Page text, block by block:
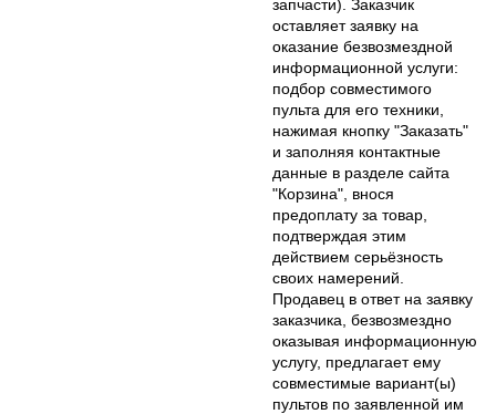
запчасти). Заказчик
оставляет заявку на
оказание безвозмездной
информационной услуги:
подбор совместимого
пульта для его техники,
нажимая кнопку "Заказать"
и заполняя контактные
данные в разделе сайта
"Корзина", внося
предоплату за товар,
подтверждая этим
действием серьёзность
своих намерений.
Продавец в ответ на заявку
заказчика, безвозмездно
оказывая информационную
услугу, предлагает ему
совместимые вариант(ы)
пультов по заявленной им